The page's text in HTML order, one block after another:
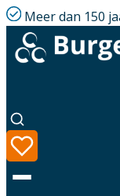
Meer dan 150